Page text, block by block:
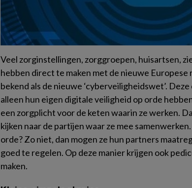
Veel zorginstellingen, zorggroepen, huisartsen,
hebben direct te maken met de nieuwe Europese
bekend als de nieuwe ‘cyberveiligheidswet’.
alleen hun eigen digitale veiligheid op orde
een zorgplicht voor de keten waarin ze werken.
kijken naar de partijen waar ze mee
orde? Zo niet, dan mogen ze hun partners
goed te regelen. Op deze manier krijgen ook
maken.